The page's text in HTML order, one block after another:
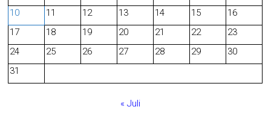
o
10
11 12 13 14 15
16
17
18 19 20 21 22
23
24
25 26 27 28 29
30
31
« Juli